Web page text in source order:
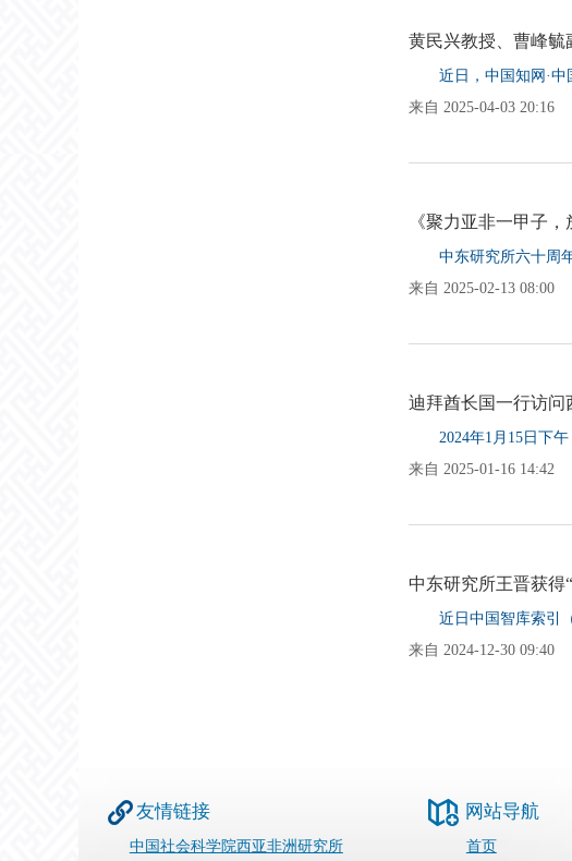
黄民兴教授、曹峰毓
近日，中国知网·中
来自 2025-04-03 20:16
《聚力亚非一甲子
中东研究所六十周
来自 2025-02-13 08:00
迪拜酋长国一行访问
2024年1月15日下
来自 2025-01-16 14:42
中东研究所王晋获得
近日中国智库索引
来自 2024-12-30 09:40
友情链接
中国社会科学院西亚非洲研究所
网站导航
首页